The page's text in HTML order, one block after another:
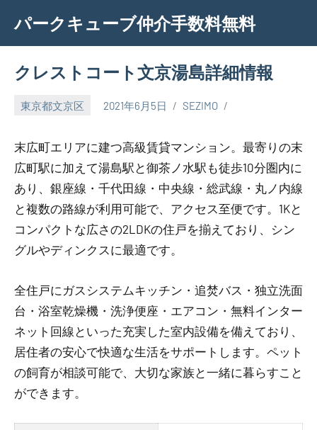
content
パークキューブ仲介手数料無料
クレストコート文京湯島詳細情報
東京都文京区 2021年6月5日 SEZIMO
末広町エリアに建つ高級賃貸マンション。最寄りの末
広町駅に加えて湯島駅と御茶ノ水駅も徒歩10分圏内に
あり、銀座線・千代田線・中央線・総武線・丸ノ内線
と複数の路線が利用可能で、アクセス至便です。1Kと
コンパクトな広さの2LDKの住戸を揃えており、シン
グルやディンクスに最適です。
全住戸にガスシステムキッチン・追焚バス・独立洗面
台・浴室乾燥機・洗浄便座・エアコン・無料インター
ネット回線といった充実した室内設備を備えており、
居住者の安心で快適な生活をサポートします。ペット
の飼育が相談可能で、大切な家族と一緒に暮らすこと
ができます。